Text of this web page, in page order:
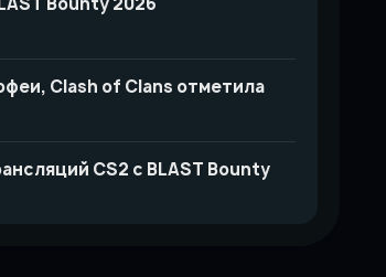
Clash of Clans отметила
CS2 с BLAST Bounty